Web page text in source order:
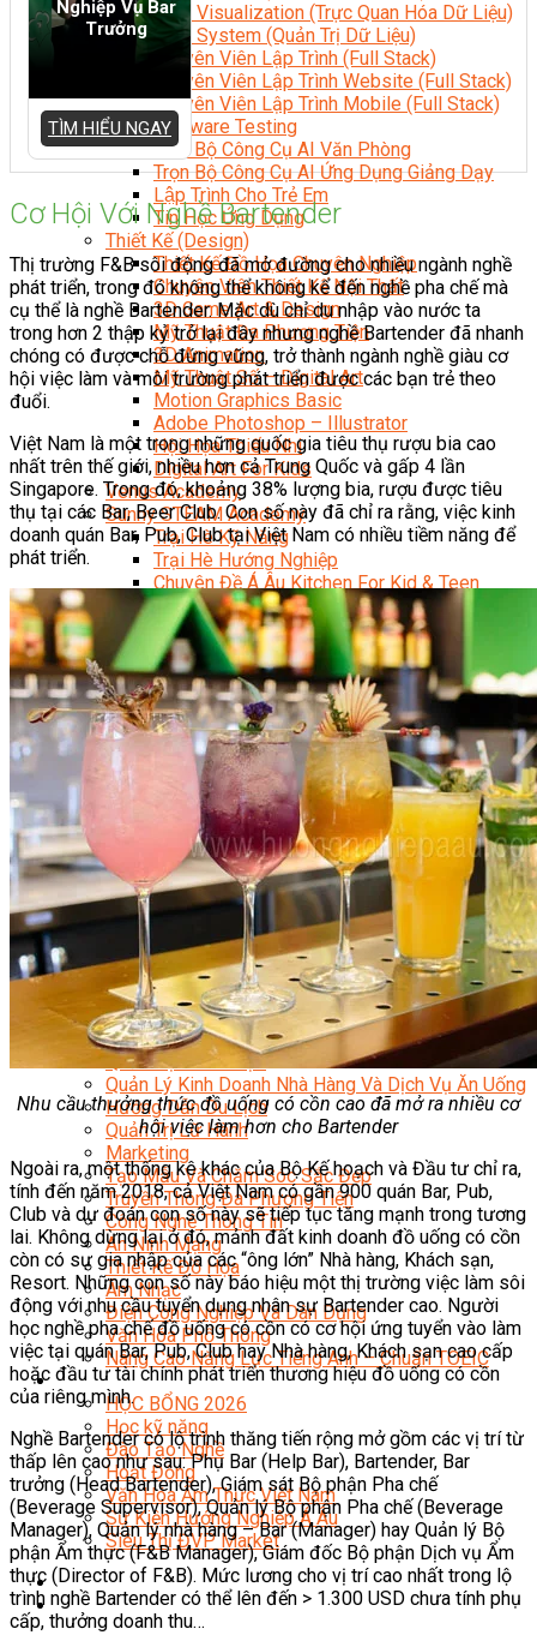
Data Visualization (Trực Quan Hóa Dữ Liệu)
Data System (Quản Trị Dữ Liệu)
Chuyên Viên Lập Trình (Full Stack)
Chuyên Viên Lập Trình Website (Full Stack)
Chuyên Viên Lập Trình Mobile (Full Stack)
Software Testing
Trọn Bộ Công Cụ AI Văn Phòng
Trọn Bộ Công Cụ AI Ứng Dụng Giảng Dạy
Lập Trình Cho Trẻ Em
Tin Học Ứng Dụng
Thiết Kế (Design)
Thiết Kế Đồ Họa Chuyên Nghiệp
Chuyên Viên Thiết Kế Nội Thất
3D Game Art & Design
Mỹ Thuật Đa Phương Tiện
3D Animation
Mỹ Thuật Số – Digital Art
Motion Graphics Basic
Adobe Photoshop – Illustrator
Hội Họa Thiếu Nhi
Digital Art For Kids
Venus Academy
Sunny STEAM Academy
Trại Hè Kỹ Năng
Trại Hè Hướng Nghiệp
Chuyên Đề Á Âu Kitchen For Kid & Teen
Chuyên Đề Kỹ Năng Sống
Khóa Học Nấu Ăn Cho Bé
Hội Họa Thiếu Nhi
Digital Art For Kids
Khóa Học Thiết Kế Truyện Tranh Ai
Khóa Học Họa Sĩ Ai
Khóa Học Biên Tập Video Với Ai
Mc Nhí
Kỳ Thủ Cờ Vua
Lập Trình Cho Trẻ Em
Robotic trẻ em
Piano Trẻ Em
Thanh Nhạc Trẻ Em
Sơ Cấp Cứu Cho Trẻ Em
Toán Tư Duy
Bếp Gia Đình
Trung Cấp CET
Kỹ Thuật Chế Biến Món Ăn
Kỹ Thuật Làm Bánh
Kỹ Thuật Pha Chế Đồ Uống
Quản Trị Khách Sạn
Quản Lý Kinh Doanh Nhà Hàng Và Dịch Vụ Ăn Uống
Hướng Dẫn Du Lịch
Quản Trị Lữ Hành
Marketing
Tạo Mẫu Và Chăm Sóc Sắc Đẹp
Truyền Thông Đa Phương Tiện
Công Nghệ Thông Tin
An Ninh Mạng
Thiết Kế Đồ Họa
Âm Nhạc
Điện Công Nghiệp Và Dân Dụng
Văn Hóa Phổ Thông
Nâng Cao Năng Lực Tiếng Anh – Chuẩn TOEIC
Tin Tức
HỌC BỔNG 2026
Học kỹ năng
Đào Tạo Nghề
Hoạt Động
Văn Hóa Ẩm Thực Việt Nam
Sự Kiện Hướng Nghiệp Á Âu
Siêu Thị ĐVP Market
Nghiệp Vụ Bar
Trưởng
TÌM HIỂU NGAY
Cơ Hội Với Nghề Bartender
Thị trường F&B sôi động đã mở đường cho nhiều ngành nghề
phát triển, trong đó không thể không kể đến nghề pha chế mà
cụ thể là nghề Bartender. Mặc dù chỉ du nhập vào nước ta
trong hơn 2 thập kỷ trở lại đây nhưng nghề Bartender đã nhanh
chóng có được chỗ đứng vững, trở thành ngành nghề giàu cơ
hội việc làm và môi trường phát triển được các bạn trẻ theo
đuổi.
Việt Nam là một trong những quốc gia tiêu thụ rượu bia cao
nhất trên thế giới, nhiều hơn cả Trung Quốc và gấp 4 lần
Singapore. Trong đó, khoảng 38% lượng bia, rượu được tiêu
thụ tại các Bar, Beer Club. Con số này đã chỉ ra rằng, việc kinh
doanh quán Bar, Pub, Club tại Việt Nam có nhiều tiềm năng để
phát triển.
Nhu cầu thưởng thức đồ uống có cồn cao đã mở ra nhiều cơ
hội việc làm hơn cho Bartender
Ngoài ra, một thống kê khác của Bộ Kế hoạch và Đầu tư chỉ ra,
tính đến năm 2018, cả Việt Nam có gần 900 quán Bar, Pub,
Club và dự đoán con số này sẽ tiếp tục tăng mạnh trong tương
lai. Không dừng lại ở đó, mảnh đất kinh doanh đồ uống có cồn
còn có sự gia nhập của các “ông lớn” Nhà hàng, Khách sạn,
Resort. Những con số này báo hiệu một thị trường việc làm sôi
động với nhu cầu tuyển dụng nhân sự Bartender cao. Người
học nghề pha chế đồ uống có cồn có cơ hội ứng tuyển vào làm
việc tại quán Bar, Pub, Club hay Nhà hàng, Khách sạn cao cấp
hoặc đầu tư tài chính phát triển thương hiệu đồ uống có cồn
của riêng mình.
Nghề Bartender có lộ trình thăng tiến rộng mở gồm các vị trí từ
thấp lên cao như sau: Phụ Bar (Help Bar), Bartender, Bar
trưởng (Head Bartender), Giám sát Bộ phận Pha chế
(Beverage Supervisor), Quản lý Bộ phận Pha chế (Beverage
Manager), Quản lý nhà hàng – Bar (Manager) hay Quản lý Bộ
phận Ẩm thực (F&B Manager), Giám đốc Bộ phận Dịch vụ Ẩm
thực (Director of F&B). Mức lương cho vị trí cao nhất trong lộ
trình nghề Bartender có thể lên đến > 1.300 USD chưa tính phụ
cấp, thưởng doanh thu…